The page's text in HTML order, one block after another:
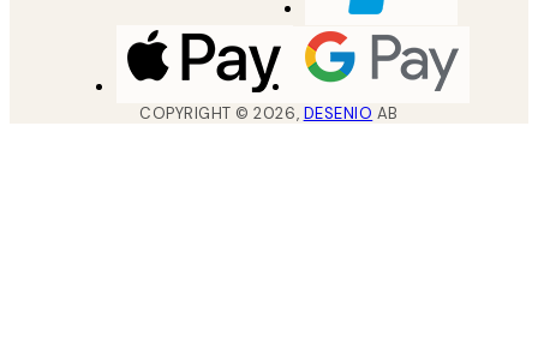
COPYRIGHT ©2026, DESENIO AB